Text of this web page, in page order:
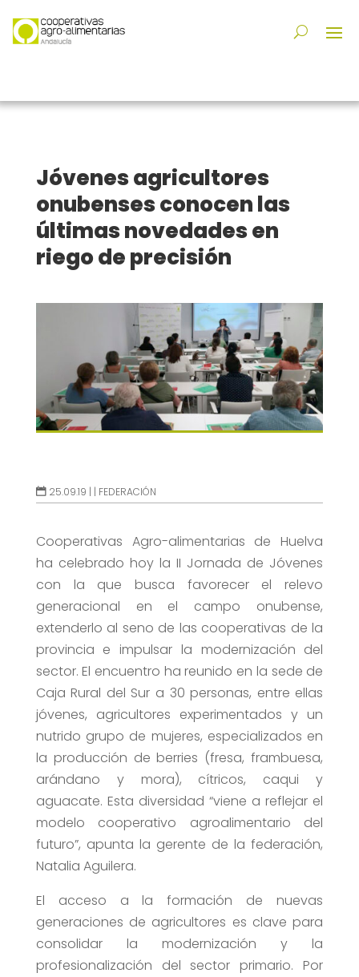
Jóvenes agricultores
onubenses conocen las
últimas novedades en
riego de precisión
25.09.19 | | FEDERACIÓN
Cooperativas Agro-alimentarias de Huelva
ha celebrado hoy la II Jornada de Jóvenes
con la que busca favorecer el relevo
generacional en el campo onubense,
extenderlo al seno de las cooperativas de la
provincia e impulsar la modernización del
sector. El encuentro ha reunido en la sede de
Caja Rural del Sur a 30 personas, entre ellas
jóvenes, agricultores experimentados y un
nutrido grupo de mujeres, especializados en
la producción de berries (fresa, frambuesa,
arándano y mora), cítricos, caqui y
aguacate. Esta diversidad “viene a reflejar el
modelo cooperativo agroalimentario del
futuro”, apunta la gerente de la federación,
Natalia Aguilera.
El acceso a la formación de nuevas
generaciones de agricultores es clave para
consolidar la modernización y la
profesionalización del sector primario. Por